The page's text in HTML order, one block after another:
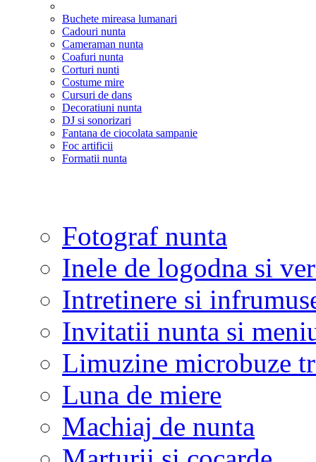
Buchete mireasa lumanari
Cadouri nunta
Cameraman nunta
Coafuri nunta
Corturi nunti
Costume mire
Cursuri de dans
Decoratiuni nunta
DJ si sonorizari
Fantana de ciocolata sampanie
Foc artificii
Formatii nunta
Fotograf nunta
Inele de logodna si
Intretinere si
Invitatii nunta si
Limuzine microbuze
Luna de miere
Machiaj de nunta